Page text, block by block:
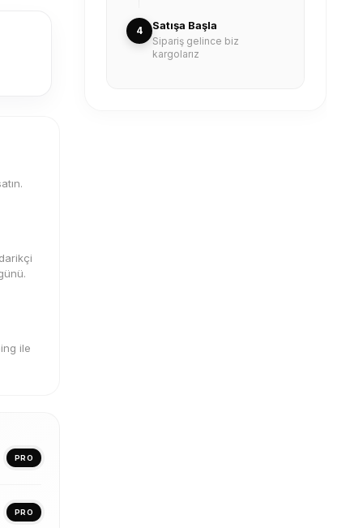
ile
PRO
PRO
4 Satışa Başla
Sipariş gelince biz
kargolarız